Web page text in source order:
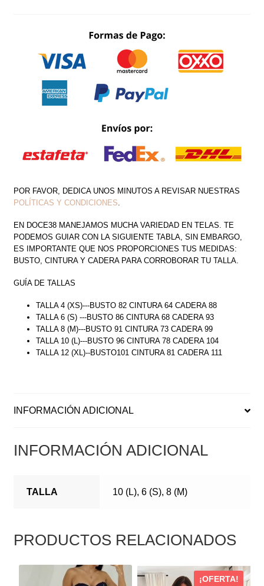
MANGA
LARGA
BOTONES
CANTIDAD
POR FAVOR, DEDICA UNOS MINUTOS A REVISAR NUESTRAS
POLÍTICAS Y CONDICIONES.
EN DOCE38 MANEJAMOS MUCHA VARIEDAD EN TELAS. TE
PODEMOS GUIAR CON LA SIGUIENTE TABLA, SIN EMBARGO,
ES IMPORTANTE QUE NOS PROPORCIONES TUS MEDIDAS:
BUSTO, CINTURA Y CADERA PARA CORROBORAR TU TALLA.
GUÍA DE TALLAS
TALLA 4 (XS)---BUSTO 82 CINTURA 64 CADERA 88
TALLA 6 (S) ---BUSTO 86 CINTURA 68 CADERA 93
TALLA 8 (M)---BUSTO 91 CINTURA 73 CADERA 99
TALLA 10 (L)---BUSTO 96 CINTURA 78 CADERA 104
TALLA 12 (XL)--BUSTO101 CINTURA 81 CADERA 111
INFORMACIÓN ADICIONAL
INFORMACIÓN ADICIONAL
TALLA 10 (L), 6 (S), 8 (M)
PRODUCTOS RELACIONADOS
¡OFERTA!
ESTE